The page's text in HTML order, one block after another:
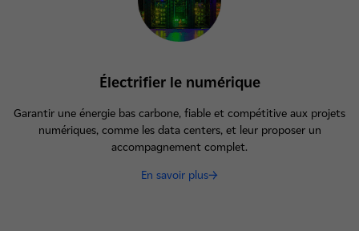
Électrifier le numérique
Garantir une énergie bas carbone, fiable et compétitive aux projets
numériques, comme les data centers, et leur proposer un
accompagnement complet.
En savoir plus